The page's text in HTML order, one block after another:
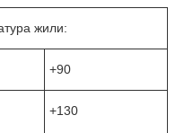
жили:
+90
+130